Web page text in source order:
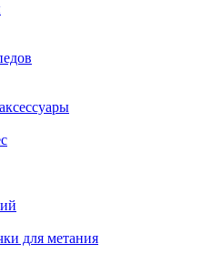
для метания